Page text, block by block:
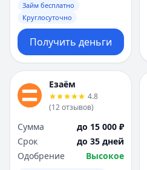
Займ бесплатно
Круглосуточно
Получить деньги
Езаём
4.8
(12отзывов)
Сумма
до 15 000 ₽
Срок
до 35 дней
Одобрение
Высокое